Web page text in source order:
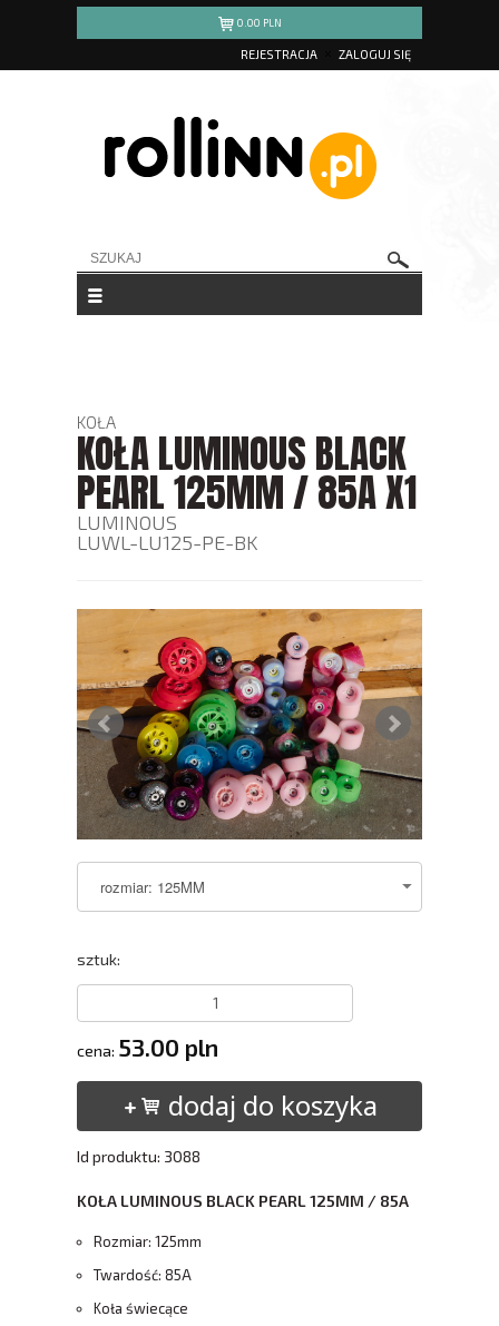
0.00 PLN
REJESTRACJA ZALOGUJ SIĘ
KOŁA
KOŁA LUMINOUS BLACK
PEARL 125MM / 85A X1
LUMINOUS
LUWL-LU125-PE-BK
sztuk:
cena: 53.00 pln
dodaj do koszyka
Id produktu: 3088
KOŁA LUMINOUS BLACK PEARL 125MM / 85A
Rozmiar: 125mm
Twardość: 85A
Koła świecące